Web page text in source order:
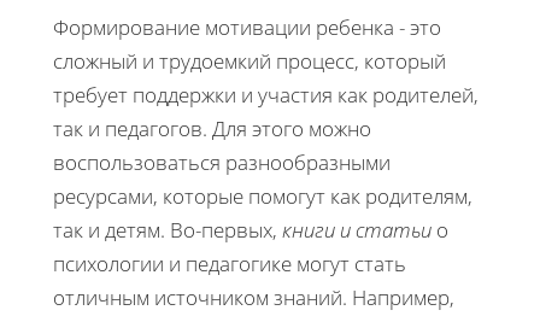
Формирование мотивации ребенка - это
сложный и трудоемкий процесс, который
требует поддержки и участия как родителей,
так и педагогов. Для этого можно
воспользоваться разнообразными
ресурсами, которые помогут как родителям,
так и детям. Во-первых, книги и статьи о
психологии и педагогике могут стать
отличным источником знаний. Например,